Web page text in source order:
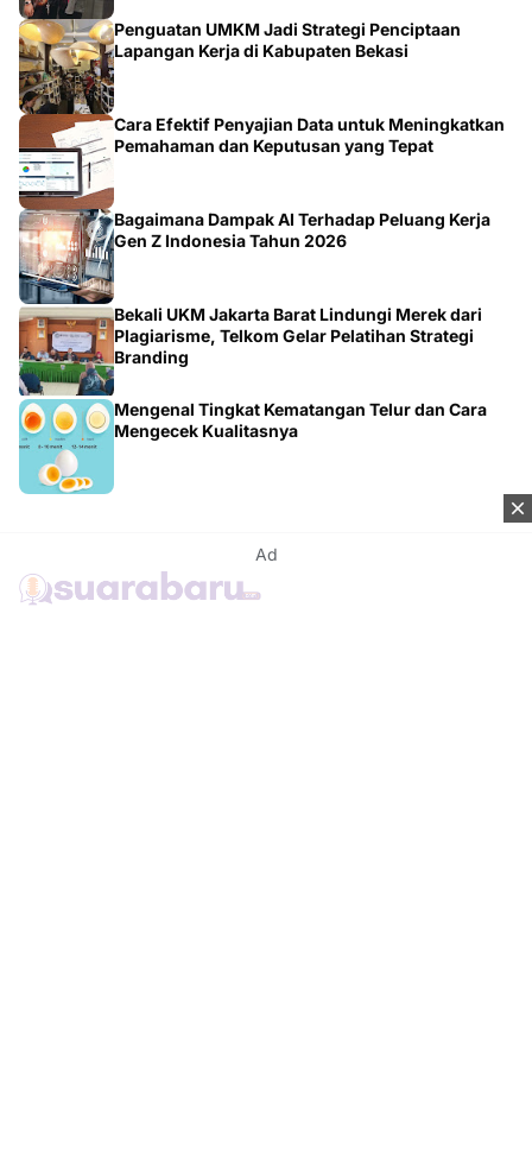
Penguatan UMKM Jadi Strategi Penciptaan
Lapangan Kerja di Kabupaten Bekasi
Cara Efektif Penyajian Data untuk Meningkatkan
Pemahaman dan Keputusan yang Tepat
Bagaimana Dampak AI Terhadap Peluang Kerja
Gen Z Indonesia Tahun 2026
Bekali UKM Jakarta Barat Lindungi Merek dari
Plagiarisme, Telkom Gelar Pelatihan Strategi
Branding
Mengenal Tingkat Kematangan Telur dan Cara
Mengecek Kualitasnya
Ad